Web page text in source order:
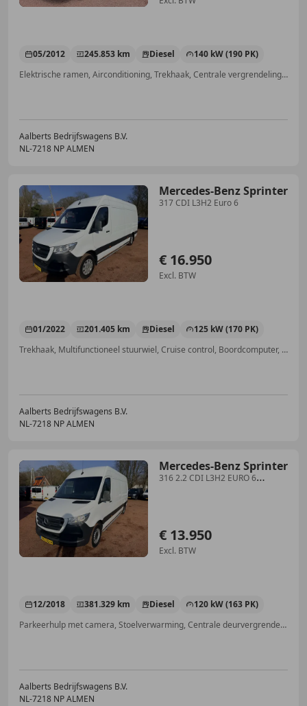
05/2012 245.853 km Diesel
140 kW (190 PK)
Elektrische ramen, Airconditioning, Trekhaak, Centrale vergrendeling, Multifunctioneel stuurwiel, CD
Aalberts Bedrijfswagens B.V.
NL-7218 NP ALMEN
Mercedes-Benz Sprinter
317 CDI L3H2 Euro 6
€ 16.950
Excl. BTW
01/2022 201.405 km Diesel
125 kW (170 PK)
Trekhaak, Multifunctioneel stuurwiel, Cruise control, Boordcomputer, ABS, Armsteun, Vermoeidheidsdetectie, Dodehoekdetectie
Aalberts Bedrijfswagens B.V.
NL-7218 NP ALMEN
Mercedes-Benz Sprinter
316 2.2 CDI L3H2 EURO 6
€ 13.950
Excl. BTW
12/2018 381.329 km Diesel
120 kW (163 PK)
Parkeerhulp met camera, Stoelverwarming, Centrale deurvergrendeling met afstandsbediening, Multifunctioneel stuurwiel, Vermoeidheidsdetectie, Cruise control, Lichtsensor, Start/Stop-systeem
Aalberts Bedrijfswagens B.V.
NL-7218 NP ALMEN